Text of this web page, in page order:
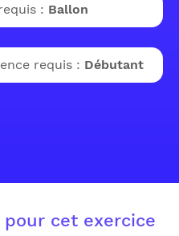
: Ballon
requis : Débutant
cet exercice